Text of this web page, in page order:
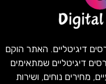
דיגיטליים. האתר הוקם
דיגיטליים שמתאימים
מחירים נוחים, ושירות